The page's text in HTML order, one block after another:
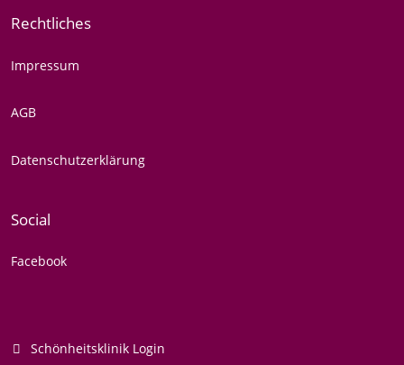
Rechtliches
Impressum
AGB
Datenschutzerklärung
Social
Facebook
Schönheitsklinik Login